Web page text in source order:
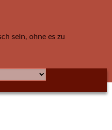
sein, ohne es zu